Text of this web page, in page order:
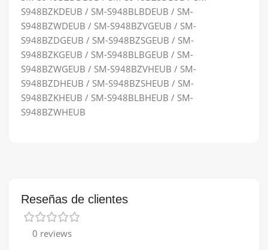
S948BZKDEUB / SM-S948BLBDEUB / SM-
S948BZWDEUB / SM-S948BZVGEUB / SM-
S948BZDGEUB / SM-S948BZSGEUB / SM-
S948BZKGEUB / SM-S948BLBGEUB / SM-
S948BZWGEUB / SM-S948BZVHEUB / SM-
S948BZDHEUB / SM-S948BZSHEUB / SM-
S948BZKHEUB / SM-S948BLBHEUB / SM-
S948BZWHEUB
Reseñas de clientes
0 reviews